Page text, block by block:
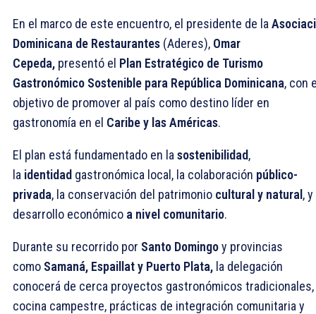
En el marco de este encuentro, el presidente de la
Dominicana de Restaurantes (Aderes), Omar
Cepeda, presentó el Plan Estratégico de Turismo
Gastronómico Sostenible para República Dominicana, con
objetivo de promover al país como destino líder en
gastronomía en el Caribe y las Américas.
El plan está fundamentado en la sostenibilidad,
la identidad gastronómica local, la colaboración público-
privada, la conservación del patrimonio cultural y natural,
desarrollo económico a nivel comunitario.
Durante su recorrido por Santo Domingoy provincias
como Samaná, Espaillat y Puerto Plata, la delegación
conocerá de cerca proyectos gastronómicos tradicionales,
cocina campestre, prácticas de integración comunitaria y